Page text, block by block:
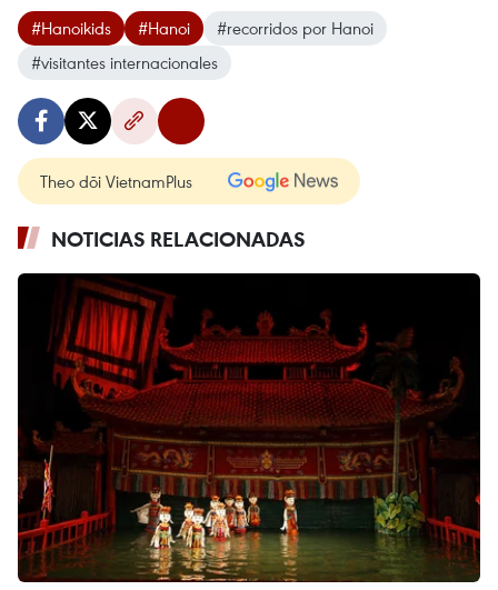
#Hanoikids #Hanoi
#recorridos por Hanoi
#visitantes internacionales
Theo dõi VietnamPlus
NOTICIAS RELACIONADAS